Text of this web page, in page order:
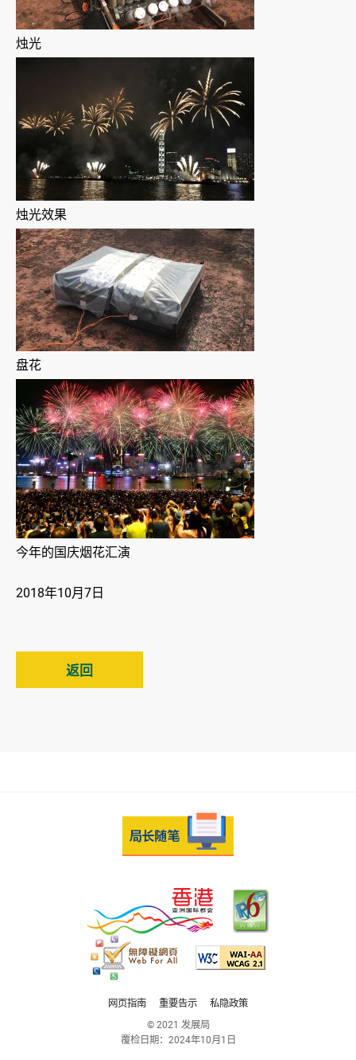
烛光
烛光效果
盘花
今年的国庆烟花汇演
2018年10月7日
返回
网页指南 重要告示
私隐政策
© 2021 发展局
覆检日期： 2024年10月1日